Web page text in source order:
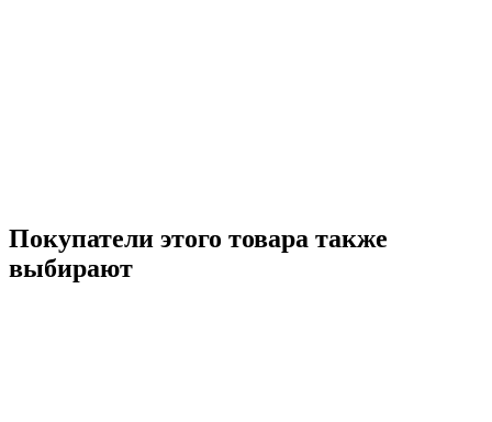
Покупатели этого товара также
выбирают